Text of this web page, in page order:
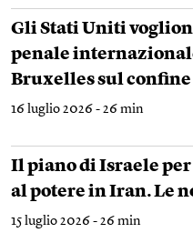
Gli Stati Uniti
penale
Bruxelles sul
16 luglio 2026 - 26 min
Il piano di Israele
al potere in Iran. Le
15 luglio 2026 - 26 min